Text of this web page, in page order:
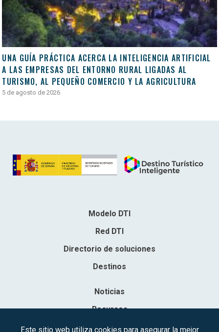
UNA GUÍA PRÁCTICA ACERCA LA INTELIGENCIA ARTIFICIAL
A LAS EMPRESAS DEL ENTORNO RURAL LIGADAS AL
TURISMO, AL PEQUEÑO COMERCIO Y LA AGRICULTURA
5 de agosto de 2026
Modelo DTI
Red DTI
Directorio de soluciones
Destinos
Noticias
Recursos
Contacto
Este sitio web utiliza cookies para asegurar la mejor